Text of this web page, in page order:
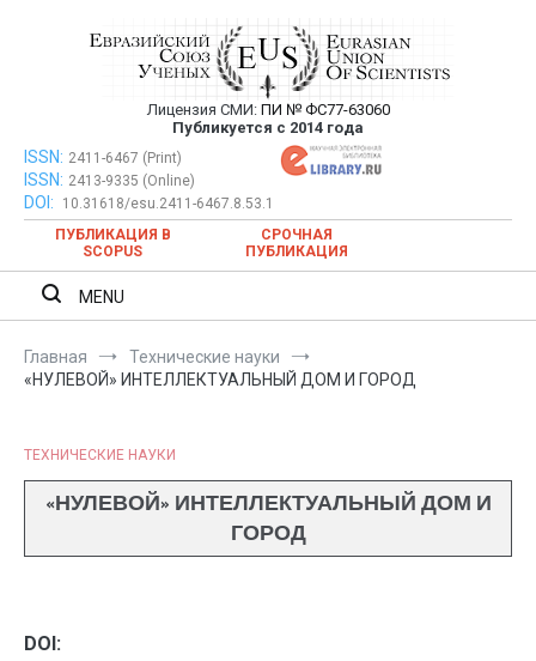
Евразийский Союз Ученых —
публикация научных статей в
ежемесячном научном журнале
Лицензия СМИ: ПИ № ФС77-63060
Публикуется с 2014 года
Евразийский Союз Ученых — публикация научных статей в
ежемесячном научном журнале
ISSN: 2411-6467 (Print)
ISSN: 2413-9335 (Online)
DOI:
10.31618/esu.2411-6467.8.53.1
ПУБЛИКАЦИЯ В
SCOPUS
СРОЧНАЯ
ПУБЛИКАЦИЯ
MENU
Главная
Технические науки
«НУЛЕВОЙ» ИНТЕЛЛЕКТУАЛЬНЫЙ ДОМ И ГОРОД
ТЕХНИЧЕСКИЕ НАУКИ
«НУЛЕВОЙ» ИНТЕЛЛЕКТУАЛЬНЫЙ ДОМ И
ГОРОД
DOI: